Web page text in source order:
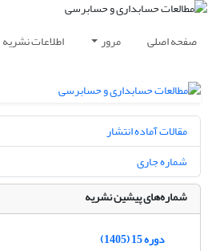
صفحه اصلی مرور اطلاعات نشریه
مقالات آماده انتشار
شماره جاری
شماره‌های پیشین نشریه
دوره 15 (1405)